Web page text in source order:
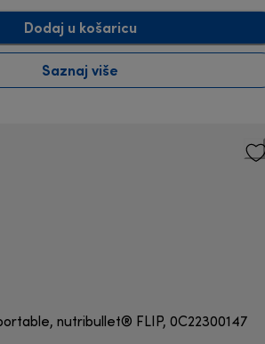
Dodaj u košaricu
Saznaj više